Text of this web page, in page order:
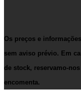
Os preços e
sem aviso prévio. Em
de stock, reservamo-
encomenta.